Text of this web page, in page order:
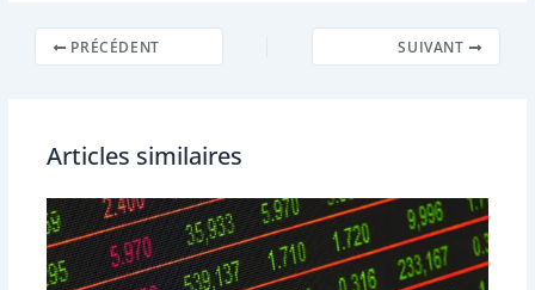
PRÉCÉDENT SUIVANT
Articles similaires